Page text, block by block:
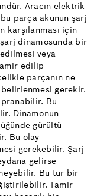
Aracın elektrik
parça akünün şarj
karşılanması için
dinamosunda bir
veya
edilip
parçanın ne
belirlenmesi gerekir.
Bu
Dinamonun
gürültü
Bu olay
gerekebilir. Şarj
gelirse
Bu tür bir
Tamir